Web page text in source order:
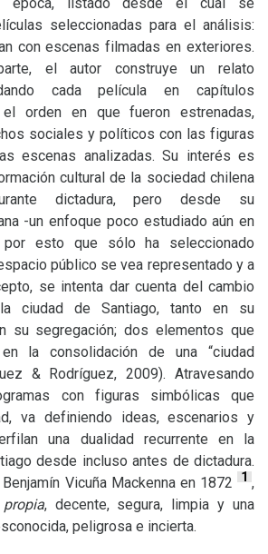
seleccionadas para el análisis:
con escenas filmadas en exteriores.
el autor construye un relato
cada película en capítulos
orden en que fueron estrenadas,
sociales y políticos con las figuras
escenas analizadas. Su interés es
cultural de la sociedad chilena
dictadura, pero desde su
-un enfoque poco estudiado aún en
esto que sólo ha seleccionado
público se vea representado y a
se intenta dar cuenta del cambio
ciudad de Santiago, tanto en su
su segregación; dos elementos que
la consolidación de una “ciudad
&Rodríguez, 2009). Atravesando
con figuras simbólicas que
va definiendo ideas, escenarios y
una dualidad recurrente en la
desde incluso antes de dictadura.
Vicuña Mackenna en 1872
1 ,
propia, decente, segura, limpia y una
peligrosa e incierta.